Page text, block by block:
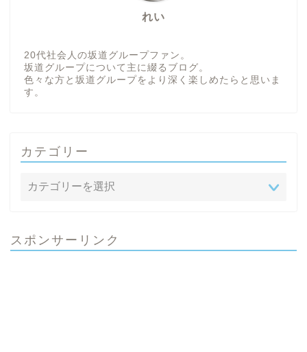
れい
20代社会人の坂道グループファン。
坂道グループについて主に綴るブログ。
色々な方と坂道グループをより深く楽しめたらと思いま
す。
カテゴリー
スポンサーリンク